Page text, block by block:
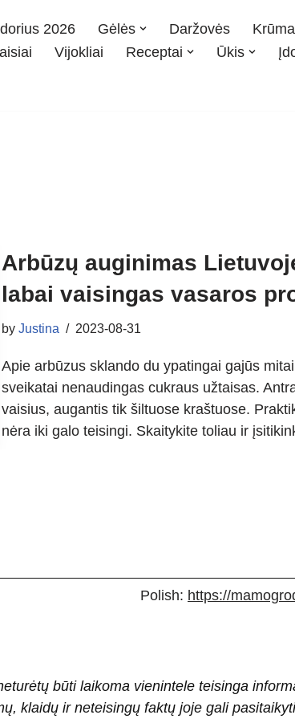
2026 Gėlės Daržovės
Vijokliai Receptai Ūkis
Arbūzų auginimas
labai vaisingas vasaros
by Justina 2023-08-31
Apie arbūzus sklando du ypatingai gajūs
sveikatai nenaudingas cukraus užtaisas.
vaisius, augantis tik šiltuose kraštuose.
nėra iki galo teisingi. Skaitykite toliau ir
Polish: https://
būti laikoma vienintele teisinga
klaidų ir neteisingų faktų joje gali